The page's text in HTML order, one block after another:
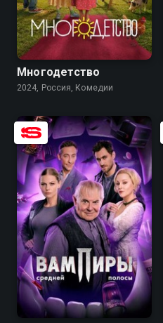
8.0 6.9
Многодетство
2024, Россия, Комедии
8.4 7.5